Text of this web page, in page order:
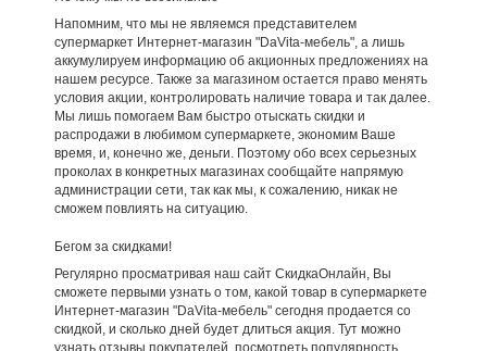
Напомним, что мы не являемся представителем
супермаркет Интернет-магазин "DaVita-мебель", а лишь
аккумулируем информацию об акционных предложениях на
нашем ресурсе. Также за магазином остается право менять
условия акции, контролировать наличие товара и так далее.
Мы лишь помогаем Вам быстро отыскать скидки и
распродажи в любимом супермаркете, экономим Ваше
время, и, конечно же, деньги. Поэтому обо всех серьезных
проколах в конкретных магазинах сообщайте напрямую
администрации сети, так как мы, к сожалению, никак не
сможем повлиять на ситуацию.
Бегом за скидками!
Регулярно просматривая наш сайт СкидкаОнлайн, Вы
сможете первыми узнать о том, какой товар в супермаркете
Интернет-магазин "DaVita-мебель" сегодня продается со
скидкой, и сколько дней будет длиться акция. Тут можно
узнать отзывы покупателей, посмотреть популярность